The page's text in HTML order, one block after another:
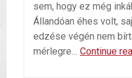
sem, hogy ez még
Állandóan éhes volt,
edzése végén nem
mérlegre… Continue